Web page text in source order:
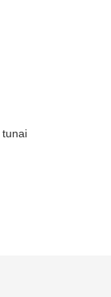
tunai